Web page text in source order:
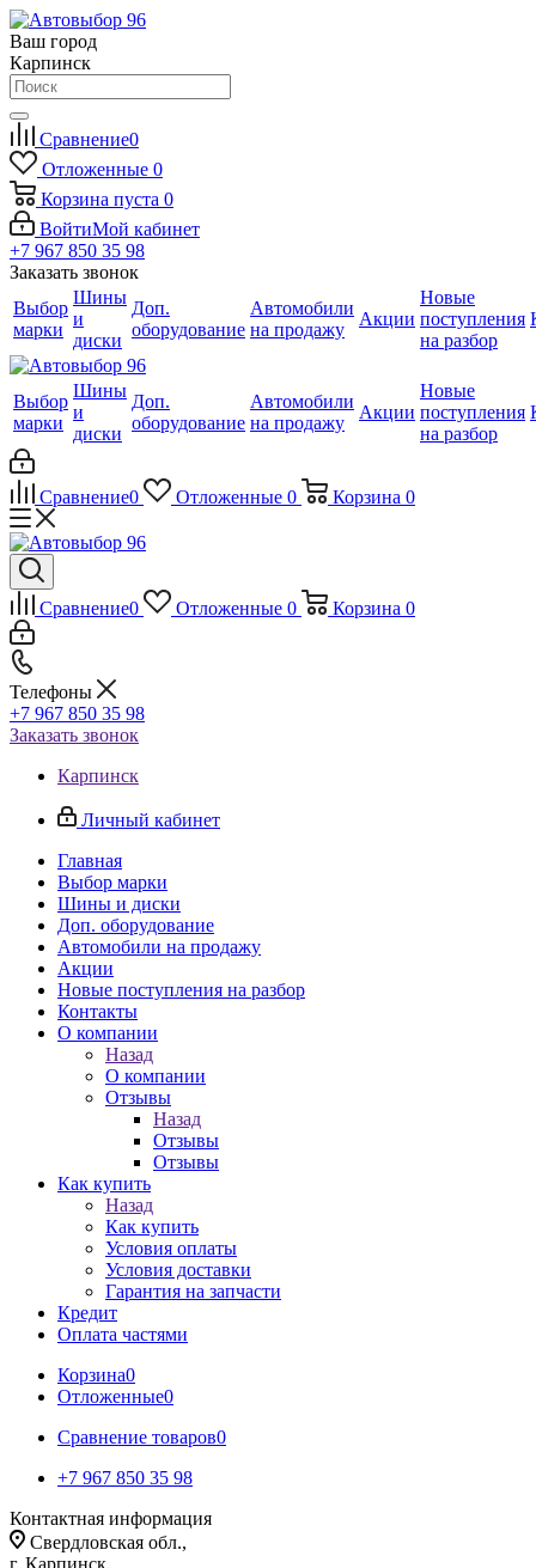
Ваш город
Карпинск
Сравнение0
Отложенные 0
Корзина пуста 0
ВойтиМой кабинет
+7 967 850 35 98
Заказать звонок
Выбор
марки
Шины
и
диски
Доп.
оборудование
Автомобили
на продажу
Акции
Новые
поступления
на разбор
Выбор
марки
Шины
и
диски
Доп.
оборудование
Автомобили
на продажу
Акции
Новые
поступления
на разбор
Сравнение0 Отложенные 0 Корзина 0
Сравнение0 Отложенные 0 Корзина 0
Телефоны
+7 967 850 35 98
Заказать звонок
Карпинск
Личный кабинет
Главная
Выбор марки
Шины и диски
Доп. оборудование
Автомобили на продажу
Акции
Новые поступления на разбор
Контакты
О компании
Назад
О компании
Отзывы
Назад
Отзывы
Отзывы
Как купить
Назад
Как купить
Условия оплаты
Условия доставки
Гарантия на запчасти
Кредит
Оплата частями
Корзина0
Отложенные0
Сравнение товаров0
+7 967 850 35 98
Контактная информация
Свердловская обл.,
г. Карпинск,